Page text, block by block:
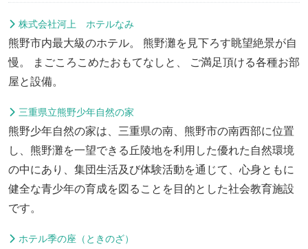
株式会社河上 ホテルなみ
熊野市内最大級のホテル。 熊野灘を見下ろす眺望絶景が自
慢。 まごころこめたおもてなしと、 ご満足頂ける各種お部
屋と設備。
三重県立熊野少年自然の家
熊野少年自然の家は、三重県の南、熊野市の南西部に位置
し、熊野灘を一望できる丘陵地を利用した優れた自然環境
の中にあり、集団生活及び体験活動を通じて、心身ともに
健全な青少年の育成を図ることを目的とした社会教育施設
です。
ホテル季の座（ときのざ）